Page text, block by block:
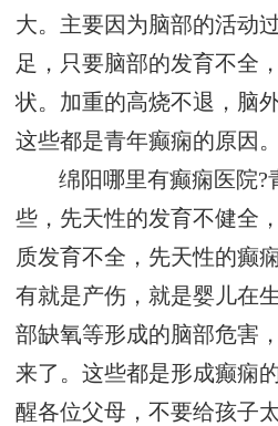
大。主要因为脑部的活动
足，只要脑部的发育不全
状。加重的高烧不退，脑
这些都是青年癫痫的原因。
绵阳哪里有癫痫医院?
些，先天性的发育不健全
质发育不全，先天性的癫
有就是产伤，就是婴儿在
部缺氧等形成的脑部危害
来了。这些都是形成癫痫
醒各位父母，不要给孩子